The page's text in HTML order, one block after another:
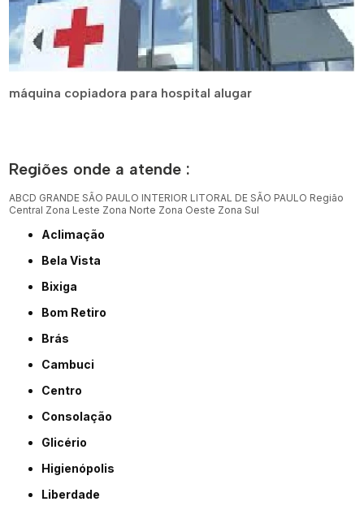
máquina copiadora para hospital alugar
Regiões onde a atende :
ABCD GRANDE SÃO PAULO INTERIOR LITORAL DE SÃO PAULO Região
Central Zona Leste Zona Norte Zona Oeste Zona Sul
Aclimação
Bela Vista
Bixiga
Bom Retiro
Brás
Cambuci
Centro
Consolação
Glicério
Higienópolis
Liberdade